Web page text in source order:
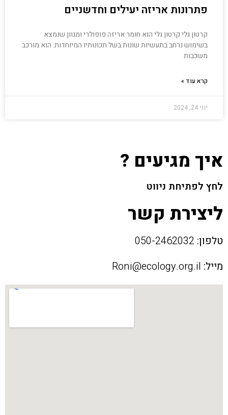
פתרונות אריזה יעילים וחדשניים
קרטון גלי קרטון גלי הוא חומר אריזה פופולרי ומגוון שנמצא
בשימוש נרחב בתעשיות שונות בשל תכונותיו המיוחדות. הוא מורכב
משכבות
קרא עוד »
יוני 24, 2024
איך מגיעים ?
לחץ לפתיחת ניווט
ליצירת קשר
טלפון:
מייל: Roni@ecology.org.il